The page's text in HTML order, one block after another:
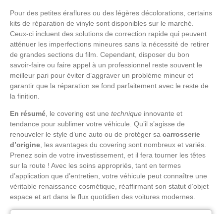
Pour des petites éraflures ou des légères décolorations, certains
kits de réparation de vinyle sont disponibles sur le marché.
Ceux-ci incluent des solutions de correction rapide qui peuvent
atténuer les imperfections mineures sans la nécessité de retirer
de grandes sections du film. Cependant, disposer du bon
savoir-faire ou faire appel à un professionnel reste souvent le
meilleur pari pour éviter d’aggraver un problème mineur et
garantir que la réparation se fond parfaitement avec le reste de
la finition.
En résumé , le covering est une technique innovante et
tendance pour sublimer votre véhicule. Qu’il s’agisse de
renouveler le style d’une auto ou de protéger sa carrosserie
d’origine , les avantages du covering sont nombreux et variés.
Prenez soin de votre investissement, et il fera tourner les têtes
sur la route ! Avec les soins appropriés, tant en termes
d’application que d’entretien, votre véhicule peut connaître une
véritable renaissance cosmétique, réaffirmant son statut d’objet
espace et art dans le flux quotidien des voitures modernes.